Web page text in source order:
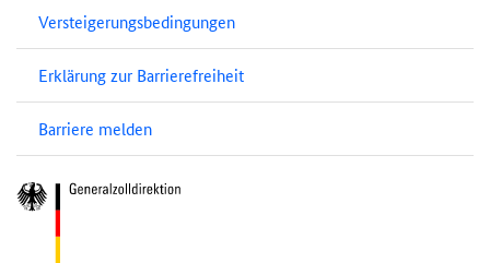
Versteigerungsbedingungen
Erklärung zur Barrierefreiheit
Barriere melden